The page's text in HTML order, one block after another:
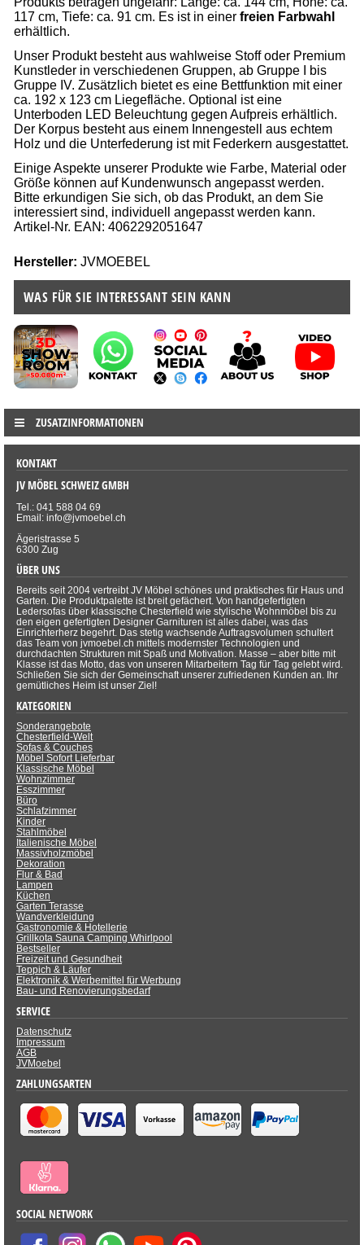
117 cm, Tiefe: ca. 91 cm. Es ist in einer freien Farbwahl
erhältlich.
Unser Produkt besteht aus wahlweise Stoff oder Premium
Kunstleder in verschiedenen Gruppen, ab Gruppe I bis
Gruppe IV. Zusätzlich bietet es eine Bettfunktion mit einer
ca. 192 x 123 cm Liegefläche. Optional ist eine
Unterboden LED Beleuchtung gegen Aufpreis erhältlich.
Der Korpus besteht aus einem Innengestell aus echtem
Holz und die Unterfederung ist mit Federkern ausgestattet.
Einige Aspekte unserer Produkte wie Farbe, Material oder
Größe können auf Kundenwunsch angepasst werden.
Bitte erkundigen Sie sich, ob das Produkt, an dem Sie
interessiert sind, individuell angepasst werden kann.
Artikel-Nr. EAN: 4062292051647
Hersteller: JVMOEBEL
WAS FÜR SIE INTERESSANT SEIN KANN
ZUSATZINFORMATIONEN
KONTAKT
JV MÖBEL SCHWEIZ GMBH
Tel.: 041 588 04 69
Email: info@jvmoebel.ch
Ägeristrasse 5
6300 Zug
ÜBER UNS
Bereits seit 2004 vertreibt JV Möbel schönes und praktisches für Haus und
Garten. Die Produktpalette ist breit gefächert. Von handgefertigten
Ledersofas über klassische Chesterfield wie stylische Wohnmöbel bis zu
den eigen gefertigten Designer Garnituren ist alles dabei, was das
Einrichterherz begehrt. Das stetig wachsende Auftragsvolumen schultert
das Team von jvmoebel.ch mittels modernster Technologien und
durchdachten Strukturen mit Spaß und Motivation. Masse – aber bitte mit
Klasse ist das Motto, das von unseren Mitarbeitern Tag für Tag gelebt wird.
Schließen Sie sich der Gemeinschaft unserer zufriedenen Kunden an. Ihr
gemütliches Heim ist unser Ziel!
KATEGORIEN
Sonderangebote
Chesterfield-Welt
Sofas & Couches
Möbel Sofort Lieferbar
Klassische Möbel
Wohnzimmer
Esszimmer
Büro
Schlafzimmer
Kinder
Stahlmöbel
Italienische Möbel
Massivholzmöbel
Dekoration
Flur & Bad
Lampen
Küchen
Garten Terasse
Wandverkleidung
Gastronomie & Hotellerie
Grillkota Sauna Camping Whirlpool
Bestseller
Freizeit und Gesundheit
Teppich & Läufer
Elektronik & Werbemittel für Werbung
Bau- und Renovierungsbedarf
SERVICE
Datenschutz
Impressum
AGB
JVMoebel
ZAHLUNGSARTEN
SOCIAL NETWORK